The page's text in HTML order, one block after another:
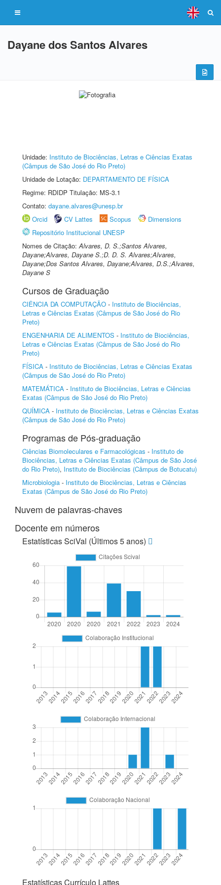
Dayane dos Santos Alvares
Unidade: Instituto de Biociências, Letras e Ciências Exatas
(Câmpus de São José do Rio Preto)
Unidade de Lotação: DEPARTAMENTO DE FÍSICA
Regime: RDIDP Titulação: MS-3.1
Contato: dayane.alvares@unesp.br
Orcid
CV Lattes Scopus
Dimensions
Repositório Institucional UNESP
Nomes de Citação:Alvares, D. S.;Santos Alvares,
Dayane;Alvares, Dayane S.;D. D. S. Alvares;Alvares,
Dayane;Dos Santos Alvares, Dayane;Alvares, D.S.;Alvares,
Dayane S
Cursos de Graduação
CIÊNCIA DA COMPUTAÇÃO - Instituto de Biociências,
Letras e Ciências Exatas (Câmpus de São José do Rio
Preto)
ENGENHARIA DE ALIMENTOS - Instituto de Biociências,
Letras e Ciências Exatas (Câmpus de São José do Rio
Preto)
FÍSICA - Instituto de Biociências, Letras e Ciências Exatas
(Câmpus de São José do Rio Preto)
MATEMÁTICA - Instituto de Biociências, Letras e Ciências
Exatas (Câmpus de São José do Rio Preto)
QUÍMICA - Instituto de Biociências, Letras e Ciências Exatas
(Câmpus de São José do Rio Preto)
Programas de Pós-graduação
Ciências Biomoleculares e Farmacológicas - Instituto de
Biociências, Letras e Ciências Exatas (Câmpus de São José
do Rio Preto), Instituto de Biociências (Câmpus de Botucatu)
Microbiologia - Instituto de Biociências, Letras e Ciências
Exatas (Câmpus de São José do Rio Preto)
Nuvem de palavras-chaves
Docente em números
Estatísticas SciVal (Últimos 5 anos)
Estatísticas Currículo Lattes